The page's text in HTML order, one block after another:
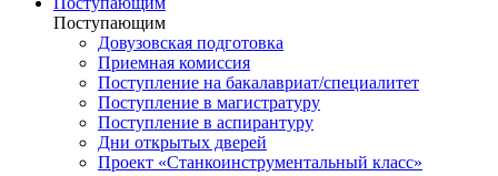
Поступающим
Довузовская подготовка
Приемная комиссия
Поступление на бакалавриат/специалитет
Поступление в магистратуру
Поступление в аспирантуру
Дни открытых дверей
Проект «Станкоинструментальный класс»